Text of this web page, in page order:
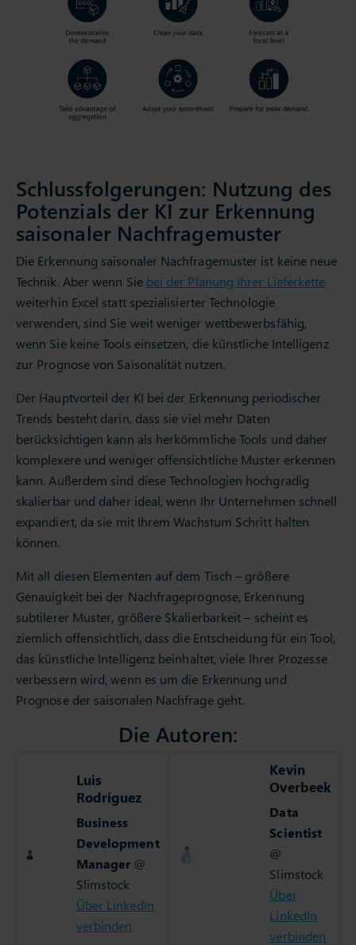
Schlussfolgerungen: Nutzung des
Potenzials der KI zur Erkennung
saisonaler Nachfragemuster
Die Erkennung saisonaler Nachfragemuster ist keine neue
Technik. Aber wenn Sie bei der Planung Ihrer Lieferkette
weiterhin Excel statt spezialisierter Technologie
verwenden, sind Sie weit weniger wettbewerbsfähig,
wenn Sie keine Tools einsetzen, die künstliche Intelligenz
zur Prognose von Saisonalität nutzen.
Der Hauptvorteil der KI bei der Erkennung periodischer
Trends besteht darin, dass sie viel mehr Daten
berücksichtigen kann als herkömmliche Tools und daher
komplexere und weniger offensichtliche Muster erkennen
kann. Außerdem sind diese Technologien hochgradig
skalierbar und daher ideal, wenn Ihr Unternehmen schnell
expandiert, da sie mit Ihrem Wachstum Schritt halten
können.
Mit all diesen Elementen auf dem Tisch – größere
Genauigkeit bei der Nachfrageprognose, Erkennung
subtilerer Muster, größere Skalierbarkeit – scheint es
ziemlich offensichtlich, dass die Entscheidung für ein Tool,
das künstliche Intelligenz beinhaltet, viele Ihrer Prozesse
verbessern wird, wenn es um die Erkennung und
Prognose der saisonalen Nachfrage geht.
Die Autoren:
Luis
Rodríguez
Business
Development
Manager @
Slimstock
Über LinkedIn
verbinden
Kevin
Overbeek
Data
Scientist
@
Slimstock
Über
LinkedIn
verbinden